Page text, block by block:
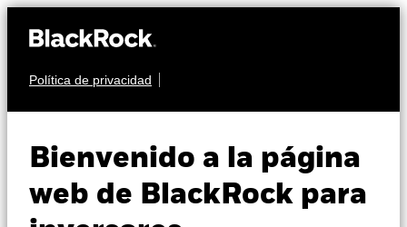
Política de privacidad
Bienvenido a la página
web de BlackRock para
Perspectivas
Duration Bond Fund